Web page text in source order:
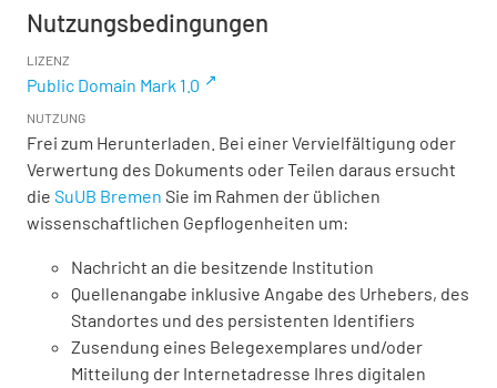
Nutzungsbedingungen
LIZENZ
Public Domain Mark 1.0
NUTZUNG
Frei zum Herunterladen. Bei einer Vervielfältigung oder
Verwertung des Dokuments oder Teilen daraus ersucht
die SuUB Bremen Sie im Rahmen der üblichen
wissenschaftlichen Gepflogenheiten um:
Nachricht an die besitzende Institution
Quellenangabe inklusive Angabe des Urhebers, des
Standortes und des persistenten Identifiers
Zusendung eines Belegexemplares und/oder
Mitteilung der Internetadresse Ihres digitalen